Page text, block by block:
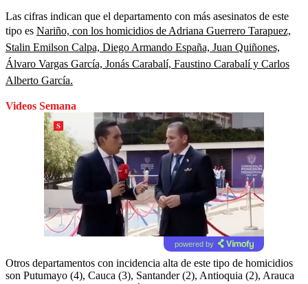
Las cifras indican que el departamento con más asesinatos de este
tipo es Nariño, con los homicidios de Adriana Guerrero Tarapuez,
Stalin Emilson Calpa, Diego Armando España, Juan Quiñones,
Álvaro Vargas García, Jonás Carabalí, Faustino Carabalí y Carlos
Alberto García.
Videos Semana
powered by
Otros departamentos con incidencia alta de este tipo de homicidios
son Putumayo (4), Cauca (3), Santander (2), Antioquia (2), Arauca